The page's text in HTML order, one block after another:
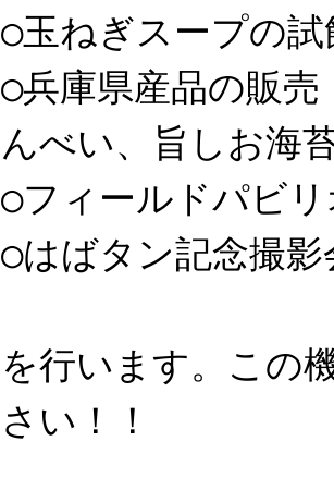
○玉ねぎスープの試
○兵庫県産品の販
んべい、旨しお海
○フィールドパビリ
○はばタン記念撮
を行います。この
さい！！